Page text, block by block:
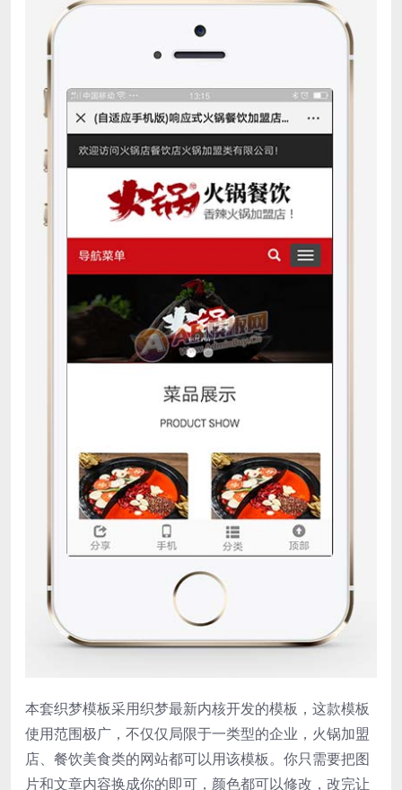
本套织梦模板采用织梦最新内核开发的模板，这款模板
使用范围极广，不仅仅局限于一类型的企业，火锅加盟
店、餐饮美食类的网站都可以用该模板。你只需要把图
片和文章内容换成你的即可，颜色都可以修改，改完让